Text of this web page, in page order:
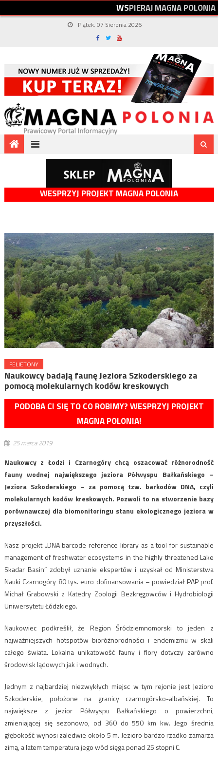
WSPIERAJMAGNAPOLONIA
Piątek, 07 Sierpnia 2026
WESPRZYJ PROJEKT MAGNA POLONIA
FELIETONY
Naukowcy badają faunę Jeziora Szkoderskiego za
pomocą molekularnych kodów kreskowych
PODOBA CI SIĘ TO CO ROBIMY? WESPRZYJ PROJEKT
MAGNA POLONIA!
25 marca 2019
Naukowcy z Łodzi i Czarnogóry chcą oszacować różnorodność
fauny wodnej największego jeziora Półwyspu Bałkańskiego –
Jeziora Szkoderskiego – za pomocą tzw. barkodów DNA, czyli
molekularnych kodów kreskowych. Pozwoli to na stworzenie bazy
porównawczej dla biomonitoringu stanu ekologicznego jeziora w
przyszłości.
Nasz projekt „DNA barcode reference library as a tool for sustainable
management of freshwater ecosystems in the highly threatened Lake
Skadar Basin” zdobył uznanie ekspertów i uzyskał od Ministerstwa
Nauki Czarnogóry 80 tys. euro dofinansowania – powiedział PAP prof.
Michał Grabowski z Katedry Zoologii Bezkręgowców i Hydrobiologii
Uniwersytetu Łódzkiego.
Naukowiec podkreślił, że Region Śródziemnomorski to jeden z
najważniejszych hotspotów bioróżnorodności i endemizmu w skali
całego świata. Lokalna unikatowość fauny i flory dotyczy zarówno
środowisk lądowych jak i wodnych.
Jednym z najbardziej niezwykłych miejsc w tym rejonie jest Jezioro
Szkoderskie, położone na granicy czarnogórsko-albańskiej. To
największe z jezior Półwyspu Bałkańskiego o powierzchni,
zmieniającej się sezonowo, od 360 do 550 km kw. Jego średnia
głębokość wynosi zaledwie około 5 m. Jezioro bardzo rzadko zamarza
zimą, a latem temperatura jego wód sięga ponad 25 stopni C.